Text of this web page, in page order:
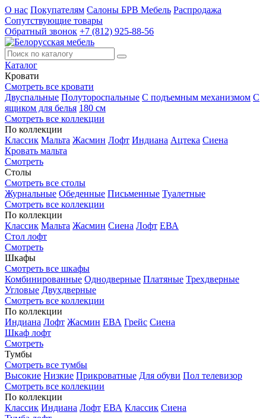
О нас Покупателям Салоны БРВ Мебель Распродажа
Сопутствующие товары
Обратный звонок +7 (812) 925-88-56
Каталог
Кровати
Смотреть все кровати
Двуспальные Полутороспальные С подъемным механизмом С
ящиком для белья 180 см
Смотреть все коллекции
По коллекции
Классик Мальта Жасмин Лофт Индиана Ацтека Сиена
Кровать мальта
Смотреть
Столы
Смотреть все столы
Журнальные Обеденные Письменные Туалетные
Смотреть все коллекции
По коллекции
Классик Мальта Жасмин Сиена Лофт ЕВА
Стол лофт
Смотреть
Шкафы
Смотреть все шкафы
Комбинированные Однодверные Платяные Трехдверные
Угловые Двухдверные
Смотреть все коллекции
По коллекции
Индиана Лофт Жасмин ЕВА Грейс Сиена
Шкаф лофт
Смотреть
Тумбы
Смотреть все тумбы
Высокие Низкие Прикроватные Для обуви Пол телевизор
Смотреть все коллекции
По коллекции
Классик Индиана Лофт ЕВА Классик Сиена